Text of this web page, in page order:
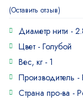
Оставить отзыв
Диаметр нити -
Цвет - Голубой
Вес, кг - 1
Производитель -
Страна про-ва -